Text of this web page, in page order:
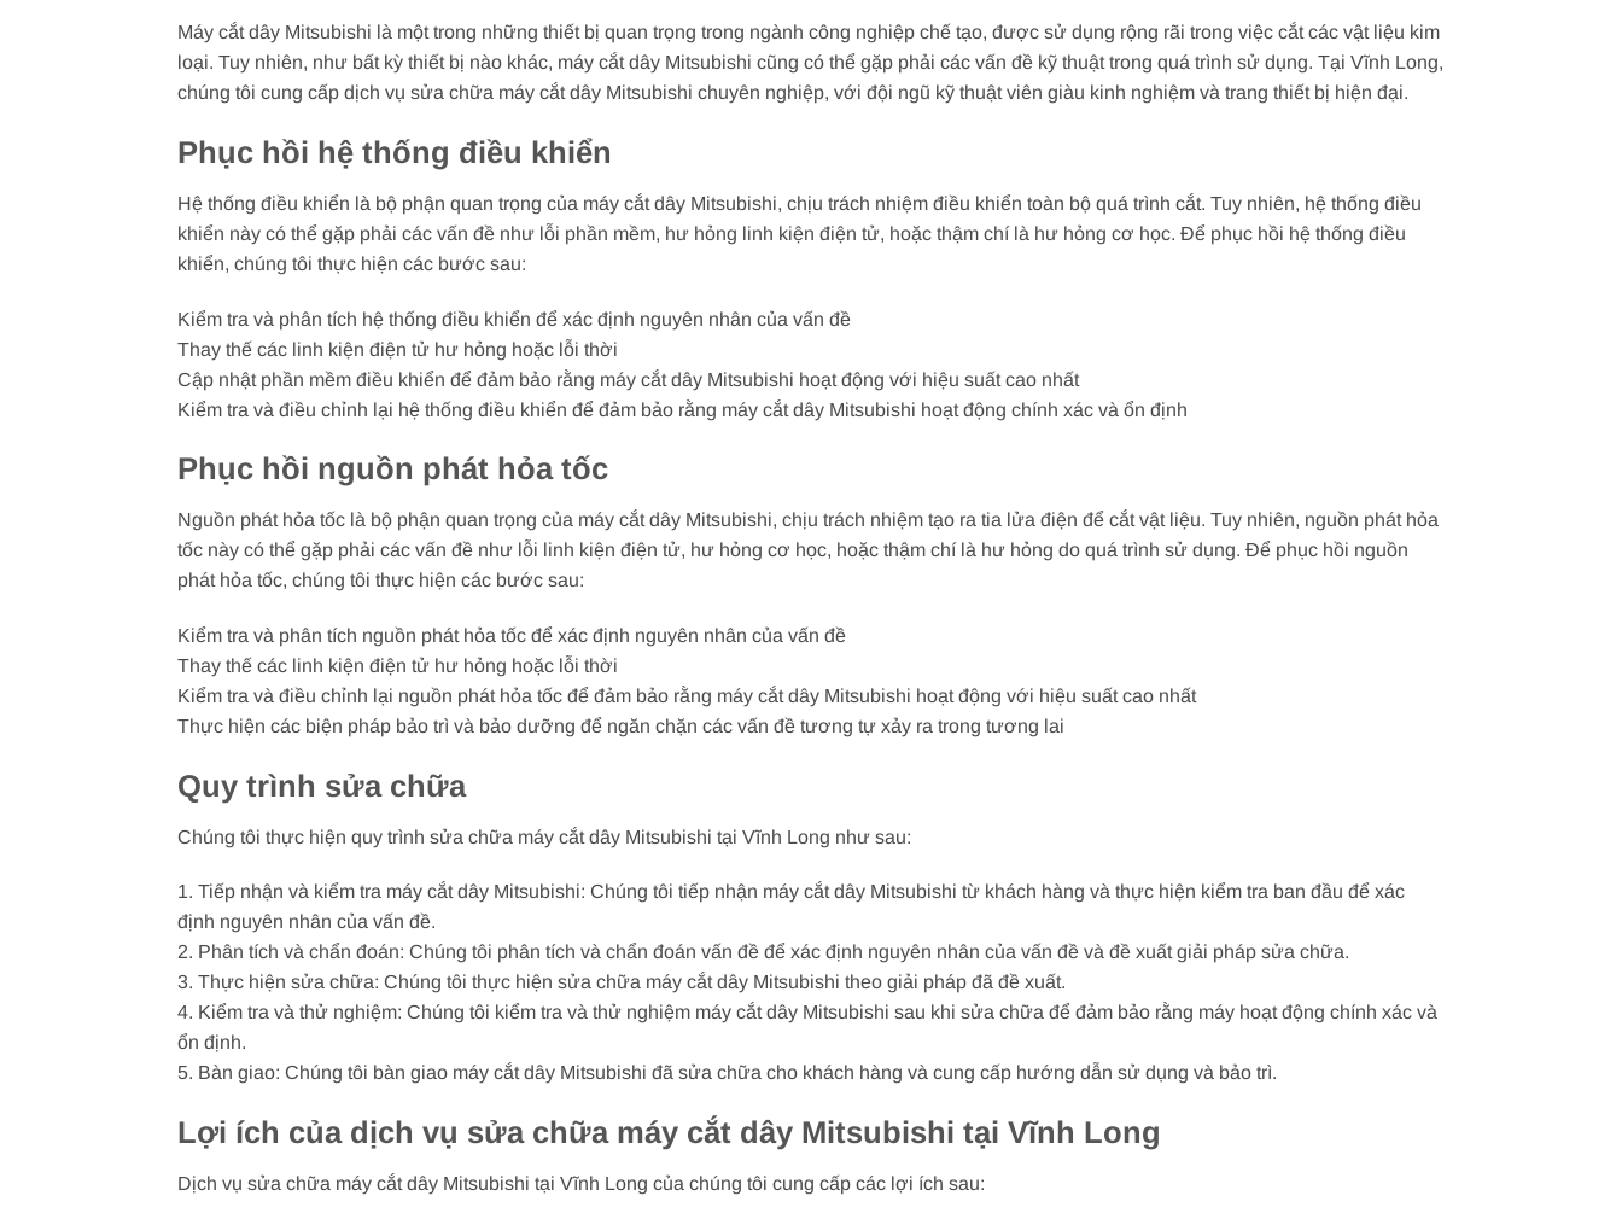
Máy cắt dây Mitsubishi là một trong những thiết bị quan trọng trong ngành công nghiệp chế tạo, được sử dụng rộng rãi trong việc cắt các vật liệu kim
loại. Tuy nhiên, như bất kỳ thiết bị nào khác, máy cắt dây Mitsubishi cũng có thể gặp phải các vấn đề kỹ thuật trong quá trình sử dụng. Tại Vĩnh Long,
chúng tôi cung cấp dịch vụ sửa chữa máy cắt dây Mitsubishi chuyên nghiệp, với đội ngũ kỹ thuật viên giàu kinh nghiệm và trang thiết bị hiện đại.
Phục hồi hệ thống điều khiển
Hệ thống điều khiển là bộ phận quan trọng của máy cắt dây Mitsubishi, chịu trách nhiệm điều khiển toàn bộ quá trình cắt. Tuy nhiên, hệ thống điều
khiển này có thể gặp phải các vấn đề như lỗi phần mềm, hư hỏng linh kiện điện tử, hoặc thậm chí là hư hỏng cơ học. Để phục hồi hệ thống điều
khiển, chúng tôi thực hiện các bước sau:
Kiểm tra và phân tích hệ thống điều khiển để xác định nguyên nhân của vấn đề
Thay thế các linh kiện điện tử hư hỏng hoặc lỗi thời
Cập nhật phần mềm điều khiển để đảm bảo rằng máy cắt dây Mitsubishi hoạt động với hiệu suất cao nhất
Kiểm tra và điều chỉnh lại hệ thống điều khiển để đảm bảo rằng máy cắt dây Mitsubishi hoạt động chính xác và ổn định
Phục hồi nguồn phát hỏa tốc
Nguồn phát hỏa tốc là bộ phận quan trọng của máy cắt dây Mitsubishi, chịu trách nhiệm tạo ra tia lửa điện để cắt vật liệu. Tuy nhiên, nguồn phát hỏa
tốc này có thể gặp phải các vấn đề như lỗi linh kiện điện tử, hư hỏng cơ học, hoặc thậm chí là hư hỏng do quá trình sử dụng. Để phục hồi nguồn
phát hỏa tốc, chúng tôi thực hiện các bước sau:
Kiểm tra và phân tích nguồn phát hỏa tốc để xác định nguyên nhân của vấn đề
Thay thế các linh kiện điện tử hư hỏng hoặc lỗi thời
Kiểm tra và điều chỉnh lại nguồn phát hỏa tốc để đảm bảo rằng máy cắt dây Mitsubishi hoạt động với hiệu suất cao nhất
Thực hiện các biện pháp bảo trì và bảo dưỡng để ngăn chặn các vấn đề tương tự xảy ra trong tương lai
Quy trình sửa chữa
Chúng tôi thực hiện quy trình sửa chữa máy cắt dây Mitsubishi tại Vĩnh Long như sau:
1. Tiếp nhận và kiểm tra máy cắt dây Mitsubishi: Chúng tôi tiếp nhận máy cắt dây Mitsubishi từ khách hàng và thực hiện kiểm tra ban đầu để xác
định nguyên nhân của vấn đề.
2. Phân tích và chẩn đoán: Chúng tôi phân tích và chẩn đoán vấn đề để xác định nguyên nhân của vấn đề và đề xuất giải pháp sửa chữa.
3. Thực hiện sửa chữa: Chúng tôi thực hiện sửa chữa máy cắt dây Mitsubishi theo giải pháp đã đề xuất.
4. Kiểm tra và thử nghiệm: Chúng tôi kiểm tra và thử nghiệm máy cắt dây Mitsubishi sau khi sửa chữa để đảm bảo rằng máy hoạt động chính xác và
ổn định.
5. Bàn giao: Chúng tôi bàn giao máy cắt dây Mitsubishi đã sửa chữa cho khách hàng và cung cấp hướng dẫn sử dụng và bảo trì.
Lợi ích của dịch vụ sửa chữa máy cắt dây Mitsubishi tại Vĩnh Long
Dịch vụ sửa chữa máy cắt dây Mitsubishi tại Vĩnh Long của chúng tôi cung cấp các lợi ích sau: